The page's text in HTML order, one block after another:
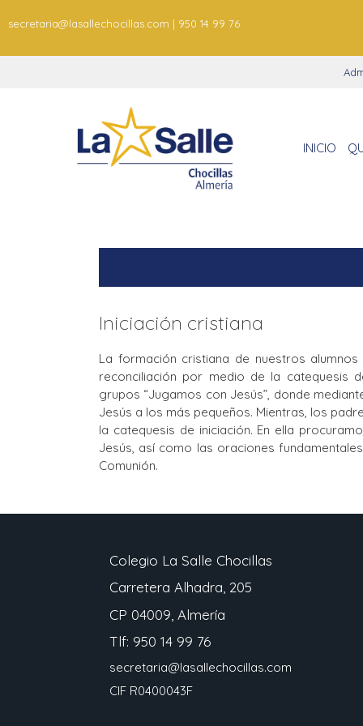
secretaria@lasallechocillas.com | 950 14 99 76
INICIO
Iniciación cristiana
La formación cristiana de nuestros
reconciliación por medio de la catequesis
grupos “Jugamos con Jesús”, donde
Jesús a los más pequeños. Mientras, los
la catequesis de iniciación. En ella
Jesús, así como las oraciones
Comunión.
Colegio La Salle Chocillas
Carretera Alhadra, 205
CP 04009, Almería
Tlf: 950 14 99 76
secretaria@lasallechocillas.com
CIF R0400043F